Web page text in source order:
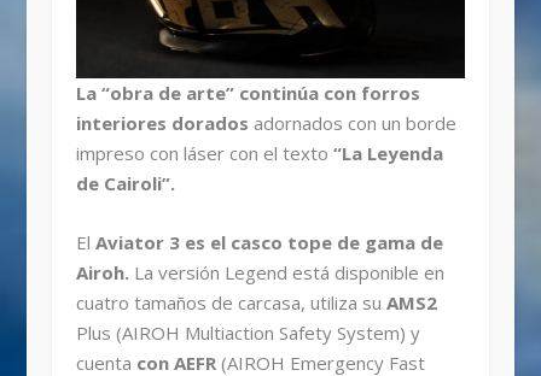
La “obra de arte” continúa con forros
interiores dorados adornados con un borde
impreso con láser con el texto “La Leyenda
de Cairoli”.
El Aviator 3 es el casco tope de gama de
Airoh. La versión Legend está disponible en
cuatro tamaños de carcasa, utiliza su AMS2
Plus (AIROH Multiaction Safety System) y
cuenta con AEFR(AIROH Emergency Fast